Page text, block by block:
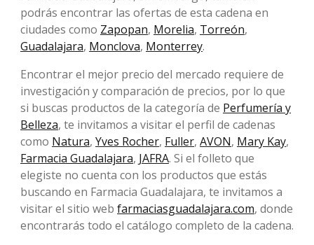
podrás encontrar las ofertas de esta cadena en
ciudades como Zapopan, Morelia, Torreón,
Guadalajara, Monclova, Monterrey.
Encontrar el mejor precio del mercado requiere de
investigación y comparación de precios, por lo que
si buscas productos de la categoría de Perfumería y
Belleza, te invitamos a visitar el perfil de cadenas
como Natura, Yves Rocher, Fuller, AVON, Mary Kay,
Farmacia Guadalajara, JAFRA. Si el folleto que
elegiste no cuenta con los productos que estás
buscando en Farmacia Guadalajara, te invitamos a
visitar el sitio web farmaciasguadalajara.com, donde
encontrarás todo el catálogo completo de la cadena.